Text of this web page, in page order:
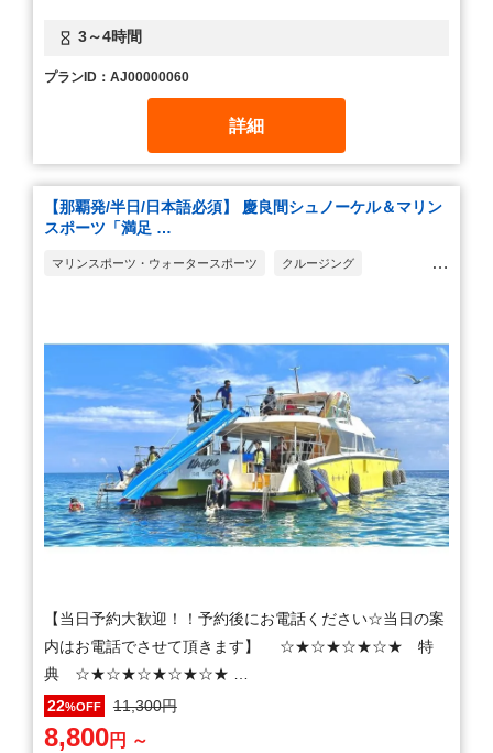
3～4時間
プランID：AJ00000060
詳細
【那覇発/半日/日本語必須】 慶良間シュノーケル＆マリン
スポーツ「満足 …
マリンスポーツ・ウォータースポーツ クルージング
【当日予約大歓迎！！予約後にお電話ください☆当日の案
内はお電話でさせて頂きます】 ☆★☆★☆★☆★ 特
典 ☆★☆★☆★☆★☆★ …
22%OFF 11,300円
8,800円 ～